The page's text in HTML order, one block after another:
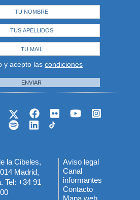
y acepto las condiciones
ENVIAR
la Cibeles,
Madrid,
Tel: +34 91
Menú
del
Aviso legal
Canal
informantes
Contacto
Mapa web